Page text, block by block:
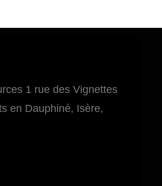
1 rue des Vignettes
en Dauphiné, Isère,